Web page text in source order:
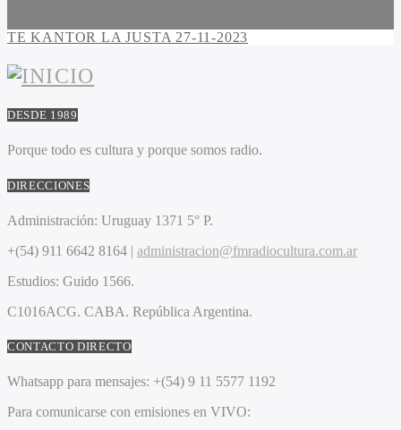
TE KANTOR LA JUSTA 27-11-2023
DESDE 1989
Porque todo es cultura y porque somos radio.
DIRECCIONES
Administración: Uruguay 1371 5° P.
+(54) 911 6642 8164 | administracion@fmradiocultura.com.ar
Estudios: Guido 1566.
C1016ACG. CABA. República Argentina.
CONTACTO DIRECTO
Whatsapp para mensajes: +(54) 9 11 5577 1192
Para comunicarse con emisiones en VIVO: